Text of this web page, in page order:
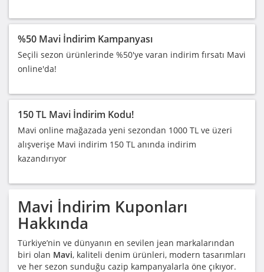
%50 Mavi İndirim Kampanyası
Seçili sezon ürünlerinde %50'ye varan indirim fırsatı Mavi
online'da!
150 TL Mavi İndirim Kodu!
Mavi online mağazada yeni sezondan 1000 TL ve üzeri
alışverişe Mavi indirim 150 TL anında indirim
kazandırıyor
Mavi İndirim Kuponları
Hakkında
Türkiye’nin ve dünyanın en sevilen jean markalarından
biri olan Mavi, kaliteli denim ürünleri, modern tasarımları
ve her sezon sunduğu cazip kampanyalarla öne çıkıyor.